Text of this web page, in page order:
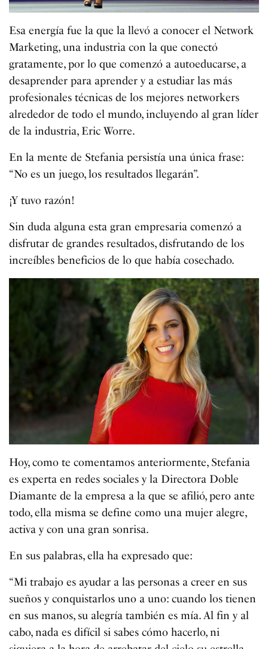
Esa energía fue la que la llevó a conocer el Network
Marketing, una industria con la que conectó
gratamente, por lo que comenzó a autoeducarse, a
desaprender para aprender y a estudiar las más
profesionales técnicas de los mejores networkers
alrededor de todo el mundo, incluyendo al gran líder
de la industria, Eric Worre.
En la mente de Stefania persistía una única frase:
“No es un juego, los resultados llegarán”.
¡Y tuvo razón!
Sin duda alguna esta gran empresaria comenzó a
disfrutar de grandes resultados, disfrutando de los
increíbles beneficios de lo que había cosechado.
Hoy, como te comentamos anteriormente, Stefania
es experta en redes sociales y la Directora Doble
Diamante de la empresa a la que se afilió, pero ante
todo, ella misma se define como una mujer alegre,
activa y con una gran sonrisa.
En sus palabras, ella ha expresado que:
“Mi trabajo es ayudar a las personas a creer en sus
sueños y conquistarlos uno a uno: cuando los tienen
en sus manos, su alegría también es mía. Al fin y al
cabo, nada es difícil si sabes cómo hacerlo, ni